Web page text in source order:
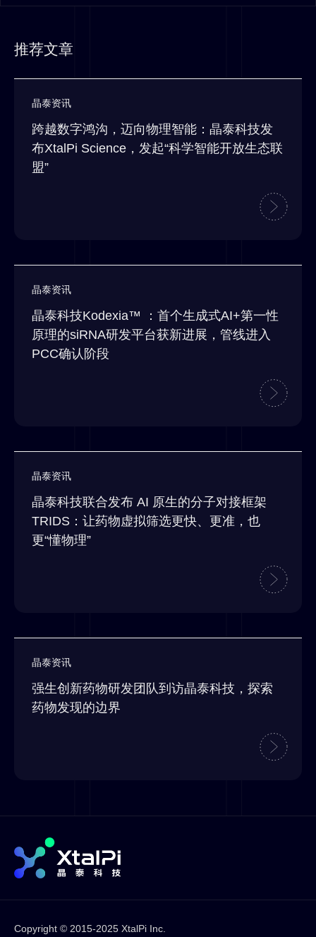
推荐文章
晶泰资讯
跨越数字鸿沟，迈向物理智能：晶泰科技发
布XtalPi Science，发起“科学智能开放生态联
盟”
晶泰资讯
晶泰科技Kodexia™ ：首个生成式AI+第一性
原理的siRNA研发平台获新进展，管线进入
PCC确认阶段
晶泰资讯
晶泰科技联合发布 AI 原生的分子对接框架
TRIDS：让药物虚拟筛选更快、更准，也
更“懂物理”
晶泰资讯
强生创新药物研发团队到访晶泰科技，探索
药物发现的边界
Copyright © 2015-2025 XtalPi Inc.